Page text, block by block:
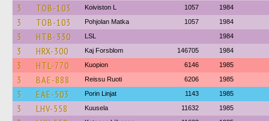
3 TOB-103 Koiviston L 1057 1984
3 TOB-103 Pohjolan Matka 1057 1984
3 HTB-330 LSL 1984
3 HRX-300 Kaj Forsblom 146705 1984
3 HTL-770 Kuopion 6146 1985
3 BAE-888 Reissu Ruoti 6206 1985
3 EAE-503 Porin Linjat 1143 1985
3 LHV-558 Kuusela 11632 1985